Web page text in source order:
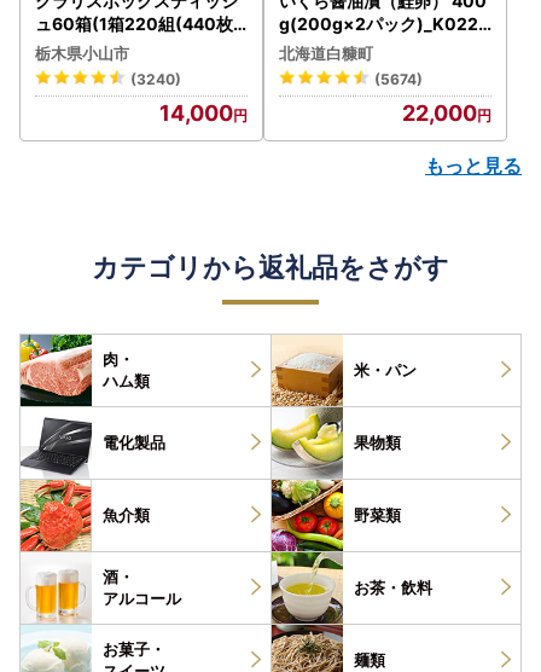
ュ60箱(1箱220組(440枚))
(5個入り×12セット)【配送
不可地域：離島・沖縄県】
【1256759】
栃木県小山市
(3240)
14,000
g(200g×2パック)_K022-
1676
北海道白糠町
(5674)
22,000
もっと見る
カテゴリから返礼品をさがす
肉・
ハム類
米・パン
電化製品 果物類
魚介類 野菜類
酒・
アルコール
お茶・ 飲料
お菓子・
麺類